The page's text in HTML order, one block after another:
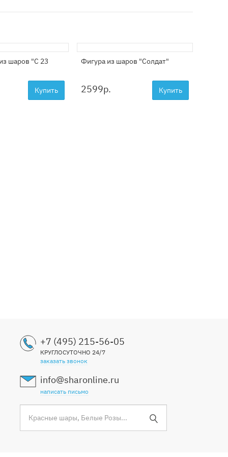
шаров "С 23
Купить
Фигура из шаров "Солдат"
2599р. Купить
+7 (495) 215-56-05
КРУГЛОСУТОЧНО 24/7
заказать звонок
info@sharonline.ru
написать письмо